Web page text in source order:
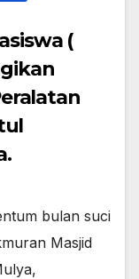
(
bulan suci
Masjid